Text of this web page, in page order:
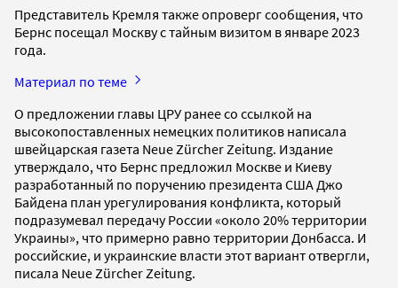
Представитель Кремля также опроверг сообщения, что
Бернс посещал Москву с тайным визитом в январе 2023
года.
Материал по теме
О предложении главы ЦРУ ранее со ссылкой на
высокопоставленных немецких политиков написала
швейцарская газета Neue Zürcher Zeitung. Издание
утверждало, что Бернс предложил Москве и Киеву
разработанный по поручению президента США Джо
Байдена план урегулирования конфликта, который
подразумевал передачу России «около 20% территории
Украины», что примерно равно территории Донбасса. И
российские, и украинские власти этот вариант отвергли,
писала Neue Zürcher Zeitung.